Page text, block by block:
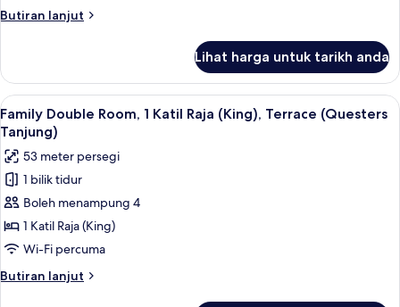
(Kinabalu)
Butiran lanjut
Butiran
Room,
Terrace,
Sea
View
(Kinabalu)
Lihat harga untuk tarikh anda
Lihat
semua
foto
untuk
Family
Double
Room,
1
Katil
Raja
14
Family Double Room, 1 Katil Raja (King), Terrace (Questers
Tanjung)
53 meter persegi
1 bilik tidur
Boleh menampung 4
1 Katil Raja (King)
Wi-Fi percuma
Butiran lanjut
Butiran